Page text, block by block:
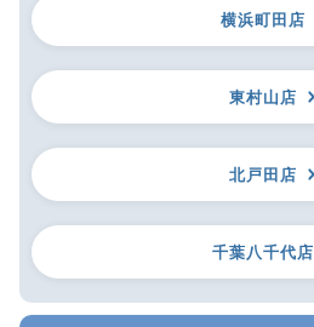
横浜町田店
東村山店
北戸田店
千葉八千代店